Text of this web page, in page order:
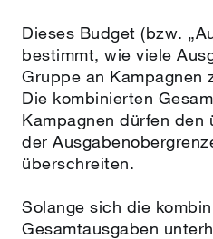
Dieses Budget (bzw.
bestimmt, wie viele
Gruppe an Kampagnen
Die kombinierten
Kampagnen dürfen den
der
überschreiten.
Solange sich die
Gesamtausgaben